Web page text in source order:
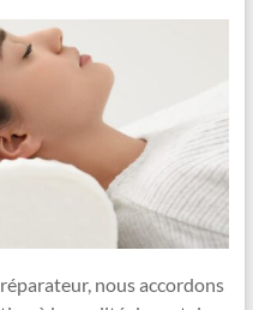
nous accordons